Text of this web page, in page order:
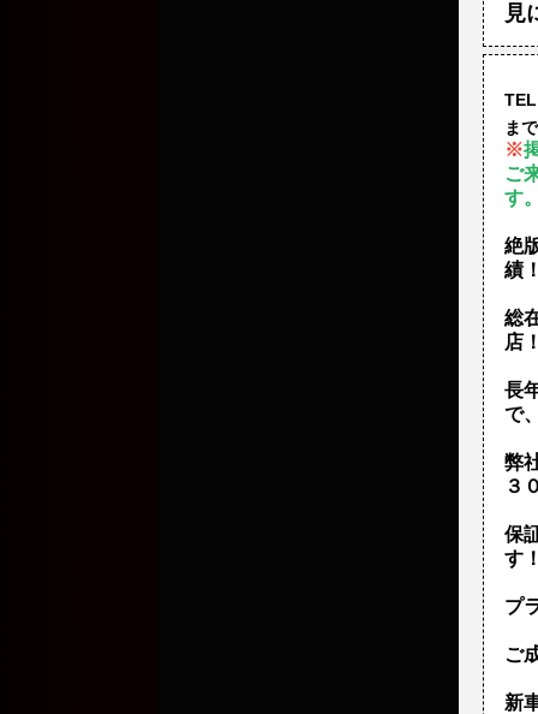
見
ま
※
ご
す
絶
績
総
店
長
で
弊
３
保
す
プ
ご
新